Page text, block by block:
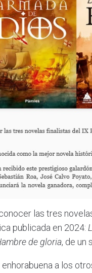
las tres
publicada en 2024:
de gloria, de un
a los